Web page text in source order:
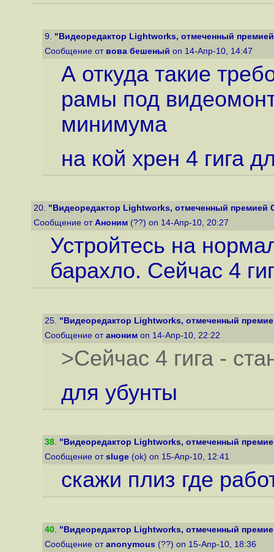
9. "Видеоредактор Lightworks, отмеченный
Сообщение от вова бешеный on 14-Апр-10, 14:47
А откуда такие
рамы под
минимума
на кой хрен 4 гига
20. "Видеоредактор Lightworks, отмеченный премией
Сообщение от Аноним (??) on 14-Апр-10, 20:27
Устройтесь на
барахло. Сейчас 4
25. "Видеоредактор Lightworks, отмеченный
Сообщение от аноним on 14-Апр-10, 22:22
>Сейчас 4 гига -
для убунты
38. "Видеоредактор Lightworks, отмеченный
Сообщение от sluge (ok) on 15-Апр-10, 12:41
скажи плиз где
40. "Видеоредактор Lightworks, отмеченный
Сообщение от anonymous (??) on 15-Апр-10, 18:36